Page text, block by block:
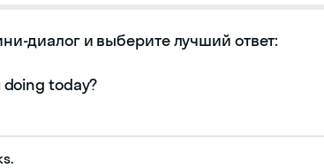
диалог и выберите лучший ответ: